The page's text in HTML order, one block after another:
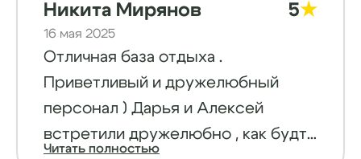
удобствами, рассветы, закаты,
мостки для ныряниярыбалка
грибалка, море, ягоды - миллион
удовольствий в одном месте!!! Не
буду говорить «рекомендую»,
сами приезжайте и не захотите
Никита Мирянов
16 мая 2025
5★
Отличная база отдыха .
Приветливый и дружелюбный
персонал ) Дарья и Алексей
встретили дружелюбно , как будто
Читать полностью